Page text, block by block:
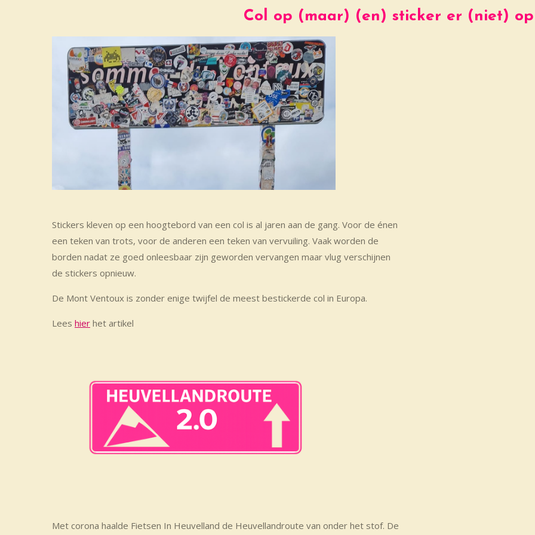
Col op (maar) (en) sticker er (niet)
Stickers kleven op een hoogtebord van een col is al jaren aan de gang. Voor de énen
een teken van trots, voor de anderen een teken van vervuiling. Vaak worden de
borden nadat ze goed onleesbaar zijn geworden vervangen maar vlug verschijnen
de stickers opnieuw.
De Mont Ventoux is zonder enige twijfel de meest bestickerde col in Europa.
Lees hier het artikel
Met corona haalde Fietsen In Heuvelland de Heuvellandroute van onder het stof. De